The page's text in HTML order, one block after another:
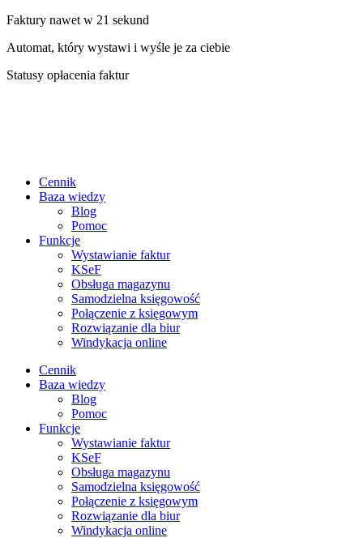
Faktury nawet w 21 sekund
Automat, który wystawi i wyśle je za ciebie
Statusy opłacenia faktur
Cennik
Baza wiedzy
Blog
Pomoc
Funkcje
Wystawianie faktur
KSeF
Obsługa magazynu
Samodzielna księgowość
Połączenie z księgowym
Rozwiązanie dla biur
Windykacja online
Cennik
Baza wiedzy
Blog
Pomoc
Funkcje
Wystawianie faktur
KSeF
Obsługa magazynu
Samodzielna księgowość
Połączenie z księgowym
Rozwiązanie dla biur
Windykacja online